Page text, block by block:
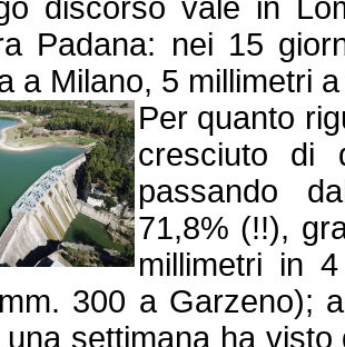
discorso vale in
Padana: nei 15
a Milano, 5 millimetri
Per quanto
cresciuto di
passando
71,8% (!!),
millimetri in
300 a Garzeno);
una settimana ha